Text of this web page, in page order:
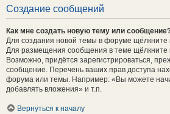
Создание сообщений
Как мне создать новую тему или
Для создания новой темы в форуме щёлкните
Для размещения сообщения в теме щёлкните
Возможно, придётся зарегистрироваться,
сообщение. Перечень ваших прав доступа
форума или темы. Например: «Вы можете
добавлять вложения» и т.п.
Вернуться к началу